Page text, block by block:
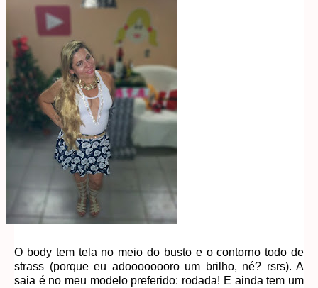
O body tem tela no meio do busto e o contorno todo de
strass (porque eu adoooooooro um brilho, né? rsrs). A
saia é no meu modelo preferido: rodada! E ainda tem um